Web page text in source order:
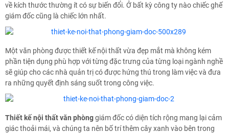
về kích thước thường ít có sự biến đổi. Ở bất kỳ công ty nào chiếc ghế
giám đốc cũng là chiếc lớn nhất.
Một văn phòng được thiết kế nội thất vừa đẹp mắt mà không kém
phần tiện dụng phù hợp với từng đặc trưng của từng loại ngành nghề
sẽ giúp cho các nhà quản trị có được hứng thú trong làm việc và đưa
ra những quyết định sáng suốt trong công việc.
Thiết kế nội thất văn phònggiám đốc có diện tích rộng mang lại cảm
giác thoải mái, và chúng ta nên bố trí thêm cây xanh vào bên trong